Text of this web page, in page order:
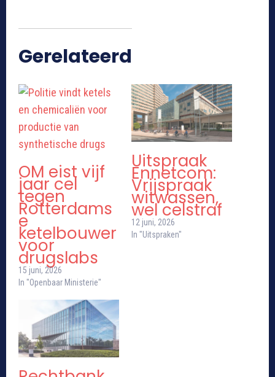
Gerelateerd
OM eist vijf
jaar cel
tegen
Rotterdams
e
ketelbouwer
voor
drugslabs
15 juni, 2026
In "Openbaar Ministerie"
Uitspraak
Ennetcom:
Vrijspraak
witwassen,
wel celstraf
12 juni, 2026
In "Uitspraken"